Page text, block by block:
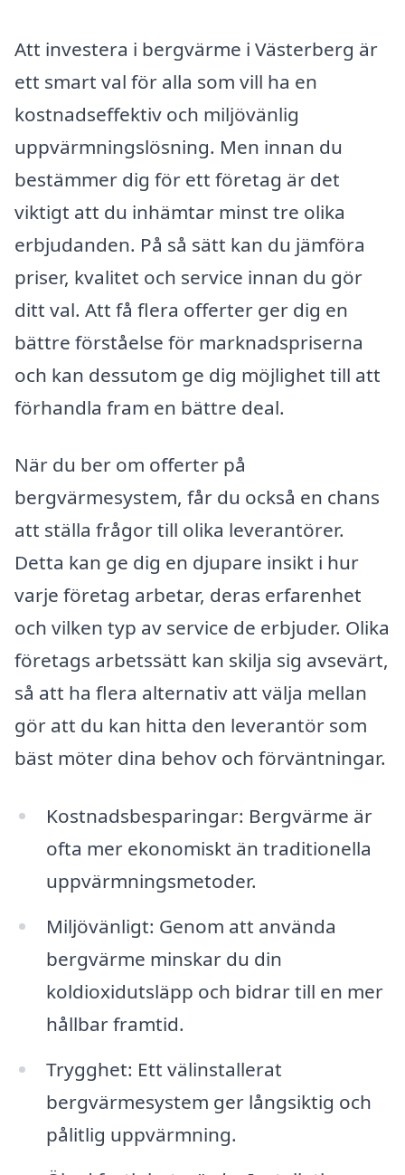
Att investera i bergvärme i Västerberg är
ett smart val för alla som vill ha en
kostnadseffektiv och miljövänlig
uppvärmningslösning. Men innan du
bestämmer dig för ett företag är det
viktigt att du inhämtar minst tre olika
erbjudanden. På så sätt kan du jämföra
priser, kvalitet och service innan du gör
ditt val. Att få flera offerter ger dig en
bättre förståelse för marknadspriserna
och kan dessutom ge dig möjlighet till att
förhandla fram en bättre deal.
När du ber om offerter på
bergvärmesystem, får du också en chans
att ställa frågor till olika leverantörer.
Detta kan ge dig en djupare insikt i hur
varje företag arbetar, deras erfarenhet
och vilken typ av service de erbjuder. Olika
företags arbetssätt kan skilja sig avsevärt,
så att ha flera alternativ att välja mellan
gör att du kan hitta den leverantör som
bäst möter dina behov och förväntningar.
Kostnadsbesparingar: Bergvärme är
ofta mer ekonomiskt än traditionella
uppvärmningsmetoder.
Miljövänligt: Genom att använda
bergvärme minskar du din
koldioxidutsläpp och bidrar till en mer
hållbar framtid.
Trygghet: Ett välinstallerat
bergvärmesystem ger långsiktig och
pålitlig uppvärmning.